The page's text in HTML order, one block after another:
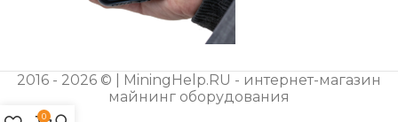
2016 - 2026 © | MiningHelp.RU - интернет-магазин
майнинг оборудования
0